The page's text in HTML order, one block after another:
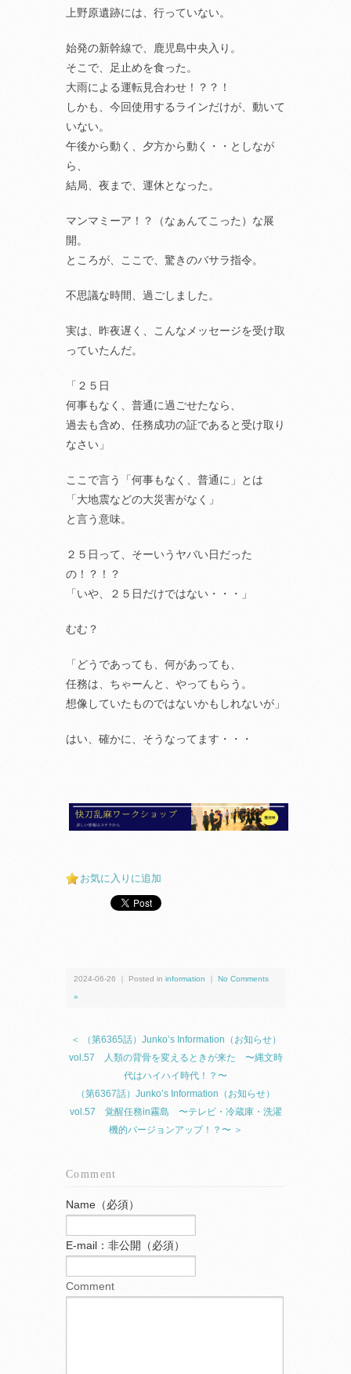
上野原遺跡には、行っていない。
始発の新幹線で、鹿児島中央入り。
そこで、足止めを食った。
大雨による運転見合わせ！？？！
しかも、今回使用するラインだけが、動いて
いない。
午後から動く、夕方から動く・・としなが
ら、
結局、夜まで、運休となった。
マンマミーア！？（なぁんてこった）な展
開。
ところが、ここで、驚きのバサラ指令。
不思議な時間、過ごしました。
実は、昨夜遅く、こんなメッセージを受け取
っていたんだ。
「２５日
何事もなく、普通に過ごせたなら、
過去も含め、任務成功の証であると受け取り
なさい」
ここで言う「何事もなく、普通に」とは
「大地震などの大災害がなく」
と言う意味。
２５日って、そーいうヤバい日だった
の！？！？
「いや、２５日だけではない・・・」
むむ？
「どうであっても、何があっても、
任務は、ちゃーんと、やってもらう。
想像していたものではないかもしれないが」
はい、確かに、そうなってます・・・
お気に入りに追加
2024-06-26 ｜ Posted in information No Comments
»
＜ （第6365話）Junko’s Information（お知らせ）
vol.57 人類の背骨を変えるときが来た 〜縄文時
代はハイハイ時代！？〜
（第6367話）Junko’s Information（お知らせ）
vol.57 覚醒任務in霧島 〜テレビ・冷蔵庫・洗濯
機的バージョンアップ！？〜 ＞
Comment
Name（必須）
E-mail：非公開（必須）
Comment